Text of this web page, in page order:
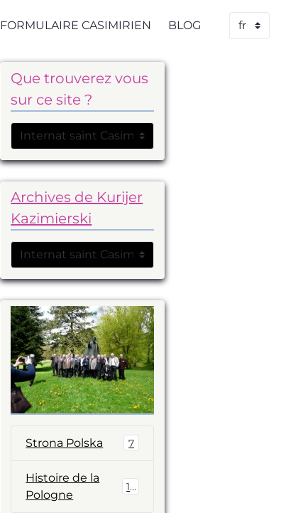
FORMULAIRE CASIMIRIEN BLOG
Que trouverez vous
sur ce site ?
Archives de Kurijer
Kazimierski
Strona Polska 7
Histoire de la
Pologne
14